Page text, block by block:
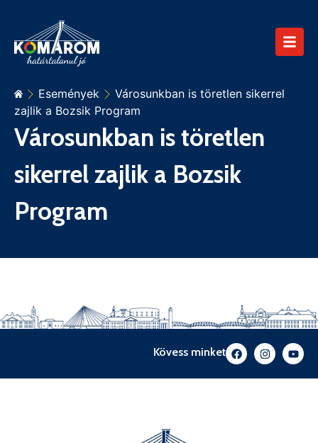
Események
Városunkban is töretlen sikerrel
zajlik a Bozsik Program
Városunkban is töretlen
sikerrel zajlik a Bozsik
Program
Kövess minket